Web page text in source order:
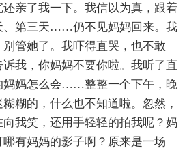
亲了我一下。我信以为真，跟着
、第三天……仍不见妈妈回来。我
管她了。我吓得直哭，也不敢
我，你妈妈不要你啦。我听了直
妈妈怎么会……整整一个下午，晚
糊的，什么也不知道啦。忽然，
我笑，还用手轻轻的拍我呢？妈
有妈妈的影子啊？原来是一场